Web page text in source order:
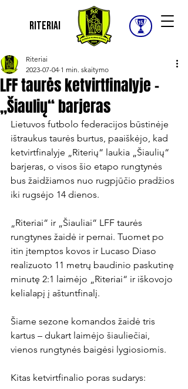
Riteriai
LFF taurės ketvirtfinalyje –
„Šiaulių“ barjeras
Riteriai
2023-07-04 1 min. skaitymo
Lietuvos futbolo federacijos būstinėje
ištraukus taurės burtus, paaiškėjo, kad
ketvirtfinalyje „Riterių“ laukia „Šiaulių“
barjeras, o visos šio etapo rungtynės
bus žaidžiamos nuo rugpjūčio pradžios
iki rugsėjo 14 dienos.
„Riteriai“ ir „Šiauliai“ LFF taurės
rungtynes žaidė ir pernai. Tuomet po
itin įtemptos kovos ir Lucaso Diaso
realizuoto 11 metrų baudinio paskutinę
minutę 2:1 laimėjo „Riteriai“ ir iškovojo
kelialapį į aštuntfinalį.
Šiame sezone komandos žaidė tris
kartus – dukart laimėjo šiauliečiai,
vienos rungtynės baigėsi lygiosiomis.
Kitas ketvirtfinalio poras sudarys: